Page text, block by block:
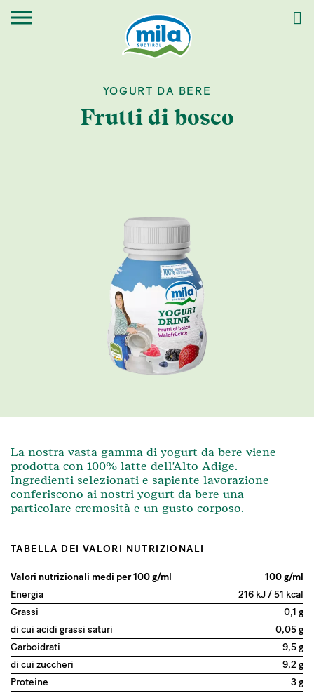
Frutti di bosco
YOGURT DA BERE
La nostra vasta gamma di yogurt da bere viene
prodotta con 100% latte dell'Alto Adige.
Ingredienti selezionati e sapiente lavorazione
conferiscono ai nostri yogurt da bere una
particolare cremosità e un gusto corposo.
TABELLA DEI VALORI NUTRIZIONALI
Valori nutrizionali medi per 100 g/ml
100 g/ml
Energia
216 kJ / 51 kcal
Grassi
0,1 g
di cui acidi grassi saturi
0,05 g
Carboidrati
9,5 g
di cui zuccheri
9,2 g
Proteine
3 g